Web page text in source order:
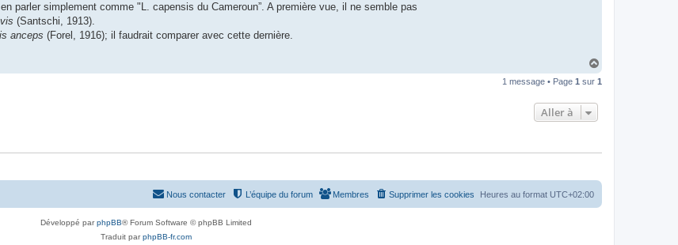
parler simplement comme "L. capensis du Cameroun”. A première vue, il ne semble pas
(Santschi, 1913).
anceps (Forel, 1916); il faudrait comparer avec cette dernière.
u
1 message • Page 1 sur 1
Aller à
Heures au format UTC+02:00
Supprimer les cookies
Membres
L’équipe du forum
Nous contacter
Développé parphpBB® Forum Software © phpBB Limited
Traduit parphpBB-fr.com